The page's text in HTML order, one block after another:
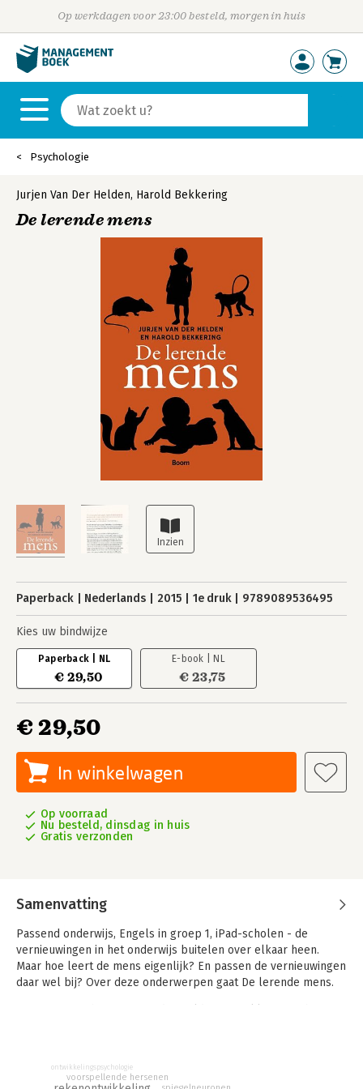
Op werkdagen voor 23:00 besteld, morgen in huis
Psychologie
Jurjen Van Der Helden, Harold Bekkering
De lerende mens
Paperback Nederlands 2015 1e druk 9789089536495
Kies uw bindwijze
Paperback | NL
€ 29,50
E-book | NL
€ 23,75
€ 29,50
In winkelwagen
Op voorraad
Nu besteld, dinsdag in huis
Gratis verzonden
Samenvatting
Passend onderwijs, Engels in groep 1, iPad-scholen - de
vernieuwingen in het onderwijs buitelen over elkaar heen.
Maar hoe leert de mens eigenlijk? En passen de vernieuwingen
daar wel bij? Over deze onderwerpen gaat De lerende mens.
neurowetenschappelijke onderzoeken. De auteurs laten zien
voorspellende hersenen
ontwikkelingspsychologie